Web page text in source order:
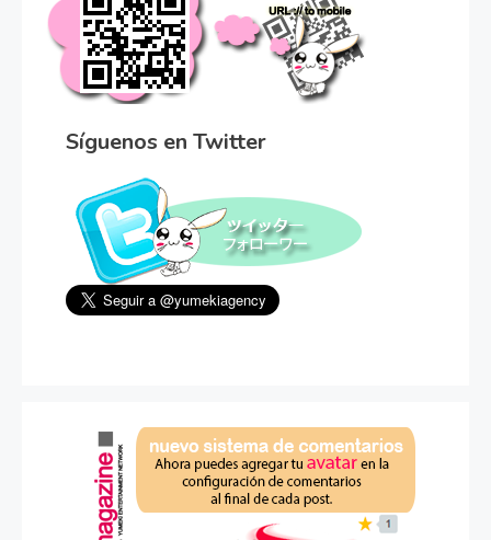
Síguenos en Twitter